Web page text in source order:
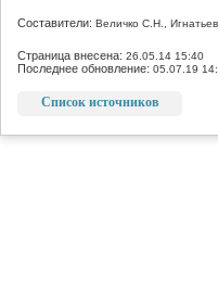
Составители: Величко С.Н.,
Страница внесена: 26.05.14 15:40
Последнее обновление: 05.07.19
Список источников